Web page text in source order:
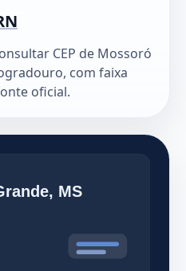
CEP de Mossoró
com faixa
oficial.